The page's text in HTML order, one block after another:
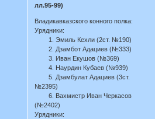
лл.95-99)
Владикавказского конного полка:
Урядники:
1. Эмиль Кехли (2ст. №190)
2. Дзамбот Адациев (№333)
3. Иван Екушов (№369)
4. Наурдин Кубаев (№939)
5. Дзамбулат Адациев (3ст.
№2395)
6. Вахмистр Иван Черкасов
(№2402)
Урядники: